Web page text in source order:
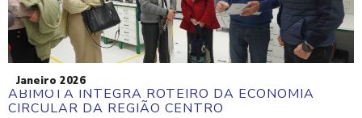
Janeiro 2026
ABIMOTA INTEGRA ROTEIRO DA ECONOMIA
CIRCULAR DA REGIÃO CENTRO